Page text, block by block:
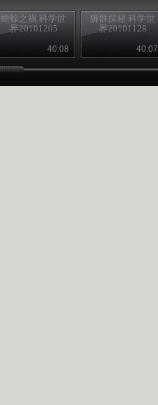
蟾蜍之祸 科学世
界20101205
40:08
狮群探秘 科学世
界20101128
40:07